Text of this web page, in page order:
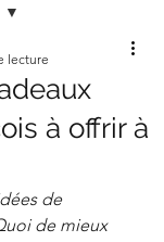
à offrir à
lecture
de
de mieux